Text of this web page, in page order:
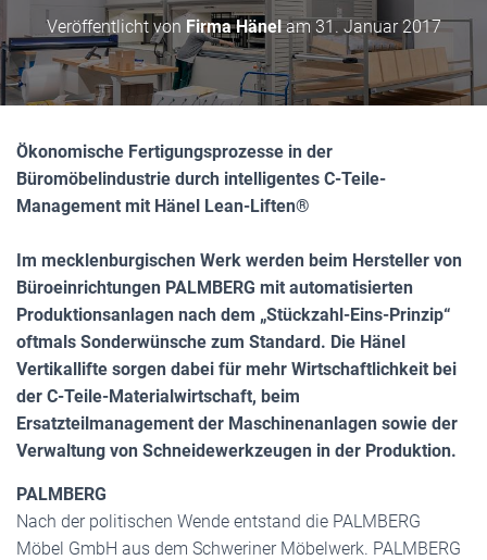
S
H
A
L
Veröffentlicht von Firma Hänelam 31. Januar 2017
Ökonomische Fertigungsprozesse in der
Büromöbelindustrie durch intelligentes C-Teile-
Management mit Hänel Lean-Liften®
Im mecklenburgischen Werk werden beim Hersteller von
Büroeinrichtungen PALMBERG mit automatisierten
Produktionsanlagen nach dem „Stückzahl-Eins-Prinzip“
oftmals Sonderwünsche zum Standard. Die Hänel
Vertikallifte sorgen dabei für mehr Wirtschaftlichkeit bei
der C-Teile-Materialwirtschaft, beim
Ersatzteilmanagement der Maschinenanlagen sowie der
Verwaltung von Schneidewerkzeugen in der Produktion.
PALMBERG
Nach der politischen Wende entstand die PALMBERG
Möbel GmbH aus dem Schweriner Möbelwerk. PALMBERG